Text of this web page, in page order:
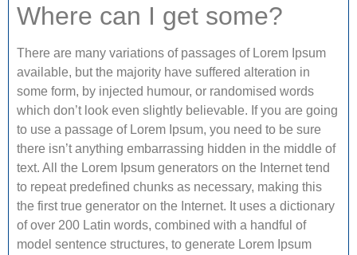
Where can I get some?
There are many variations of passages of Lorem Ipsum
available, but the majority have suffered alteration in
some form, by injected humour, or randomised words
which don’t look even slightly believable. If you are going
to use a passage of Lorem Ipsum, you need to be sure
there isn’t anything embarrassing hidden in the middle of
text. All the Lorem Ipsum generators on the Internet tend
to repeat predefined chunks as necessary, making this
the first true generator on the Internet. It uses a dictionary
of over 200 Latin words, combined with a handful of
model sentence structures, to generate Lorem Ipsum